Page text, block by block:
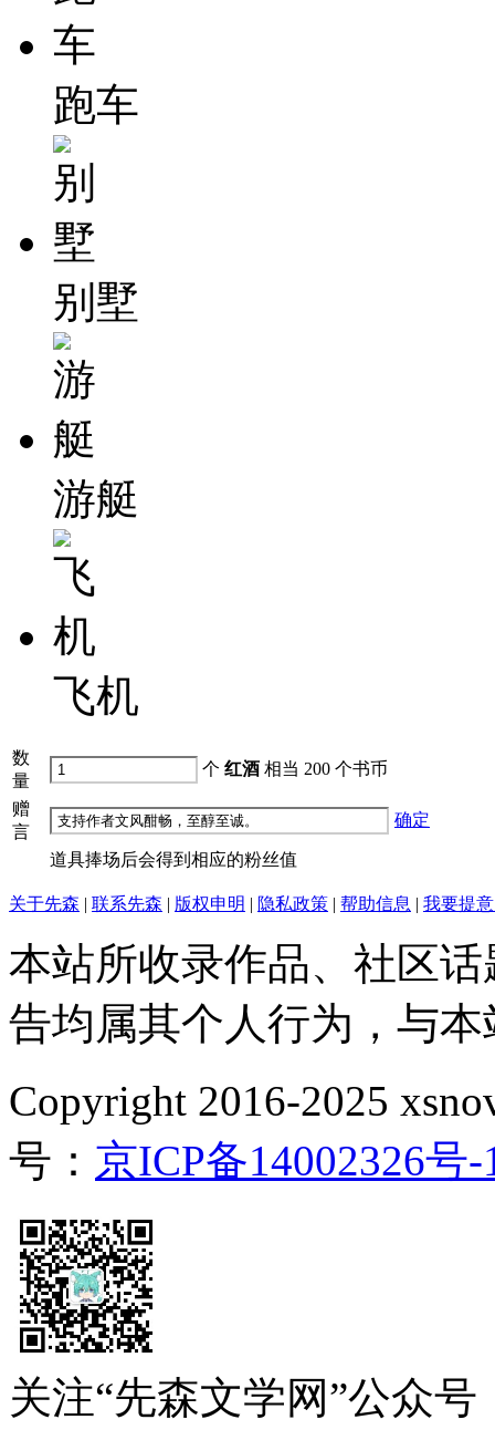
跑车
别墅
游艇
飞机
数
量
个 红酒 相当 200 个书币
赠
言
确定
道具捧场后会得到相应的粉丝值
关于先森 | 联系先森 | 版权申明 | 隐私政策 | 帮助信息 | 我要提
本站所收录作品、社区
告均属其个人行为，与
Copyright 2016-2025
号： 京ICP备14002326号-
关注“先森文学网”公众号